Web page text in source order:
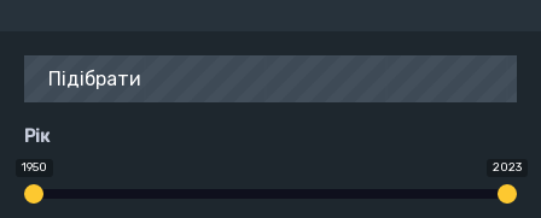
Підібрати
Рік
1950 2023